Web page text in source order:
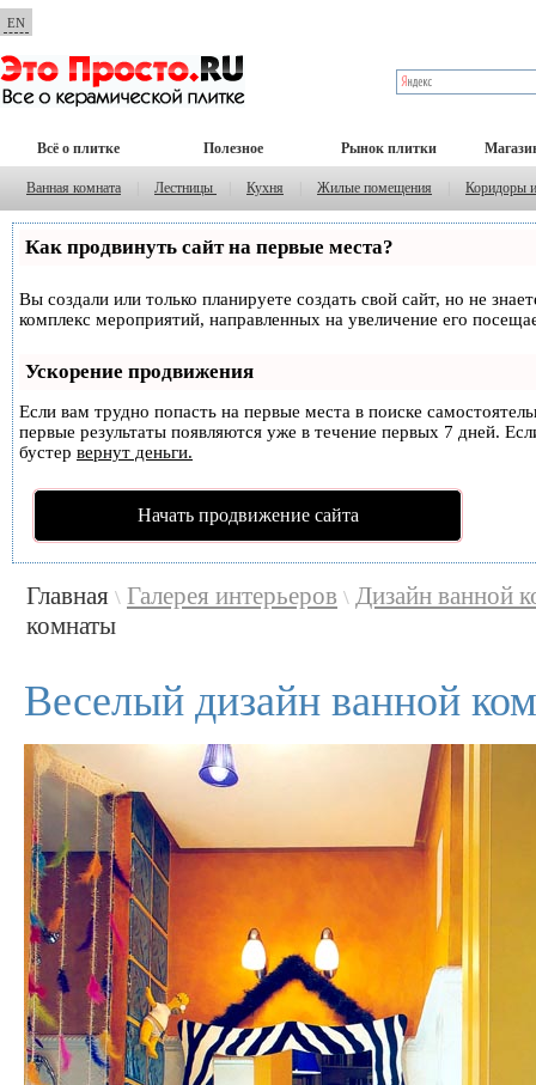
EN
Всё о плитке Полезное Рынок плитки
Ванная комната Лестницы Кухня Жилые помещения Коридоры
Как продвинуть сайт на первые места?
Вы создали или только планируете создать свой сайт, но не
комплекс мероприятий, направленных на увеличение его
Ускорение продвижения
Если вам трудно попасть на первые места в поиске
первые результаты появляются уже в течение первых 7 дней.
бустер вернут деньги.
Начать продвижение сайта
Главная \ Галерея интерьеров \ Дизайн ванной
комнаты
Веселый дизайн ванной